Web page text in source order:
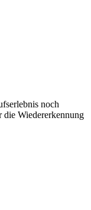
noch
die Wiedererkennung